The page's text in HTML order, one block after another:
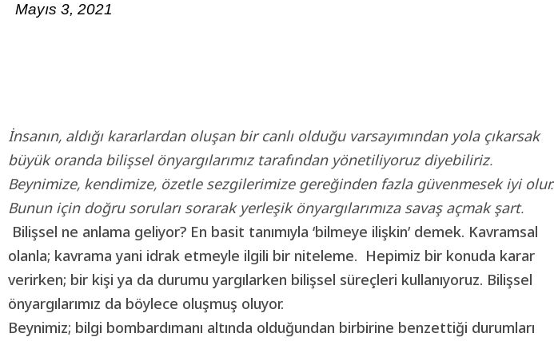
Mayıs 3, 2021
İnsanın, aldığı kararlardan oluşan bir canlı olduğu varsayımından yola çıkarsak
büyük oranda bilişsel önyargılarımız tarafından yönetiliyoruz diyebiliriz.
Beynimize, kendimize, özetle sezgilerimize gereğinden fazla güvenmesek iyi olur.
Bunun için doğru soruları sorarak yerleşik önyargılarımıza savaş açmak şart.
Bilişsel ne anlama geliyor? En basit tanımıyla ‘bilmeye ilişkin’ demek. Kavramsal
olanla; kavrama yani idrak etmeyle ilgili bir niteleme. Hepimiz bir konuda karar
verirken; bir kişi ya da durumu yargılarken bilişsel süreçleri kullanıyoruz. Bilişsel
önyargılarımız da böylece oluşmuş oluyor.
Beynimiz; bilgi bombardımanı altında olduğundan birbirine benzettiği durumları